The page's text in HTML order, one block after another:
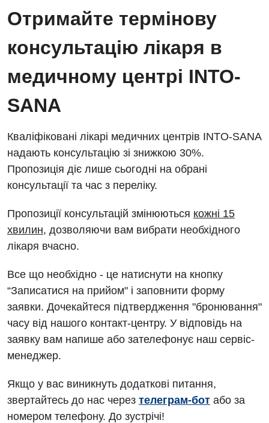
Енциклопедія
Відео
Діагностичне відділення
Інструментальна діагностика
Комп’ютерна томографія
Магнітно-резонансна томографія
Мамографія
Нейросонографія
Рентгенографія
Для дорослих
Алергологія, імунологія
Андрологія
Вакцинація
Відділення інтенсивної терапії
Відділення кардіосудинної патології та неврології
Відділення кардіосудинної патології та неврології
Відділення невідкладних станів
Відділення інтенсивної терапії
Гінекологічне відділення
Діагностичне відділення
Ендоскопічне відділення
Онкологічне відділлення
Офтальмологічне відділення
Педіатричне відділення
Травматологічне відділення
Урологічне відділення
Хірургічне відділення
Швидка медична допомога
Лікування гострого інфаркту
Національний скринінг здоров’я 40+
Українська
Російська
Отримайте термінову
консультацію лікаря в
медичному центрі INTO-
SANA
Кваліфіковані лікарі медичних центрів INTO-SANA
надають консультацію зі знижкою 30%.
Пропозиція діє лише сьогодні на обрані
консультації та час з переліку.
Пропозиції консультацій змінюються кожні 15
хвилин, дозволяючи вам вибрати необхідного
лікаря вчасно.
Все що необхідно - це натиснути на кнопку
“Записатися на прийом" і заповнити форму
заявки. Дочекайтеся підтвердження "бронювання"
часу від нашого контакт-центру. У відповідь на
заявку вам напише або зателефонує наш сервіс-
менеджер.
Якщо у вас виникнуть додаткові питання,
звертайтесь до нас через телеграм-бот або за
номером телефону. До зустрічі!